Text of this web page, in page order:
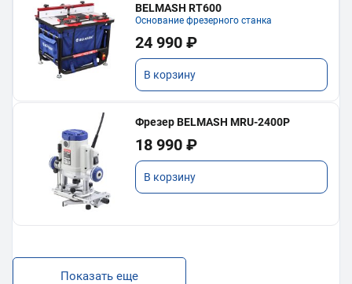
BELMASH RT600
Основание фрезерного станка
24 990 ₽
В корзину
Фрезер BELMASH MRU-2400P
18 990 ₽
В корзину
Показать еще